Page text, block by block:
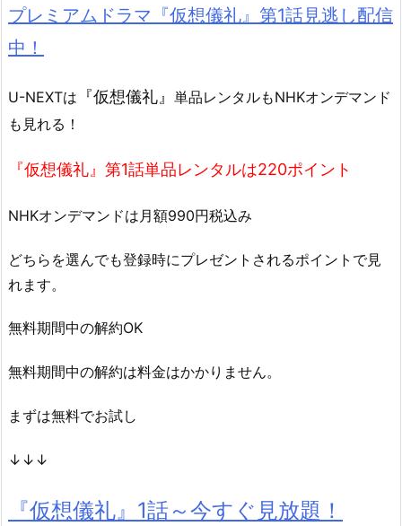
プレミアムドラマ『仮想儀礼』第1話見逃し配信
中！
U-NEXTは 『仮想儀礼』 単品レンタルもNHKオンデマンド
も見れる！
『仮想儀礼』第1話単品レンタルは220ポイント
NHKオンデマンドは月額990円税込み
どちらを選んでも登録時にプレゼントされるポイントで見
れます。
無料期間中の解約OK
無料期間中の解約は料金はかかりません。
まずは無料でお試し
↓↓↓
『仮想儀礼』 1話～今すぐ見放題！